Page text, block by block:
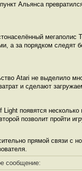
Альянса
мегаполис
а за порядком следят
Atari не выделило
и сделают
появятся несколько
позволит пройти
прямой связи с
сообщение: